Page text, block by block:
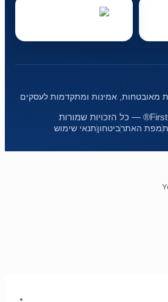
מאובטחות, אמינות ומתקדמות לעסקים
מפת האתרביטחוןתנאי שימוש